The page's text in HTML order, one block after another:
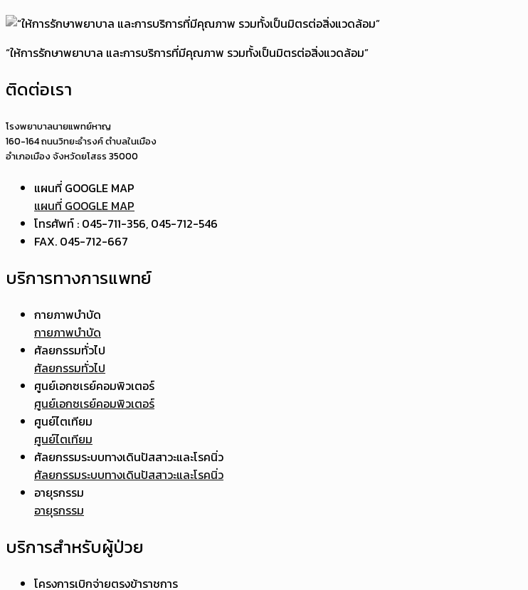
“ให้การรักษาพยาบาล และการบริการที่มีคุณภาพ รวมทั้งเป็นมิตรต่อสิ่งแวดล้อม”
ติดต่อเรา
โรงพยาบาลนายแพทย์หาญ
160-164 ถนนวิทยะธำรงค์ ตำบลในเมือง
อำเภอเมือง จังหวัดยโสธร 35000
แผนที่ GOOGLE MAP
แผนที่ GOOGLE MAP
โทรศัพท์ : 045-711-356, 045-712-546
FAX. 045-712-667
บริการทางการแพทย์
กายภาพบำบัด
กายภาพบำบัด
ศัลยกรรมทั่วไป
ศัลยกรรมทั่วไป
ศูนย์เอกซเรย์คอมพิวเตอร์
ศูนย์เอกซเรย์คอมพิวเตอร์
ศูนย์ไตเทียม
ศูนย์ไตเทียม
ศัลยกรรมระบบทางเดินปัสสาวะและโรคนิ่ว
ศัลยกรรมระบบทางเดินปัสสาวะและโรคนิ่ว
อายุรกรรม
อายุรกรรม
บริการสำหรับผู้ป่วย
โครงการเบิกจ่ายตรงข้าราชการ